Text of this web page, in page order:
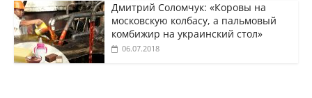
Дмитрий Соломчук: «Коровы на
московскую колбасу, а пальмовый
комбижир на украинский стол»
06.07.2018